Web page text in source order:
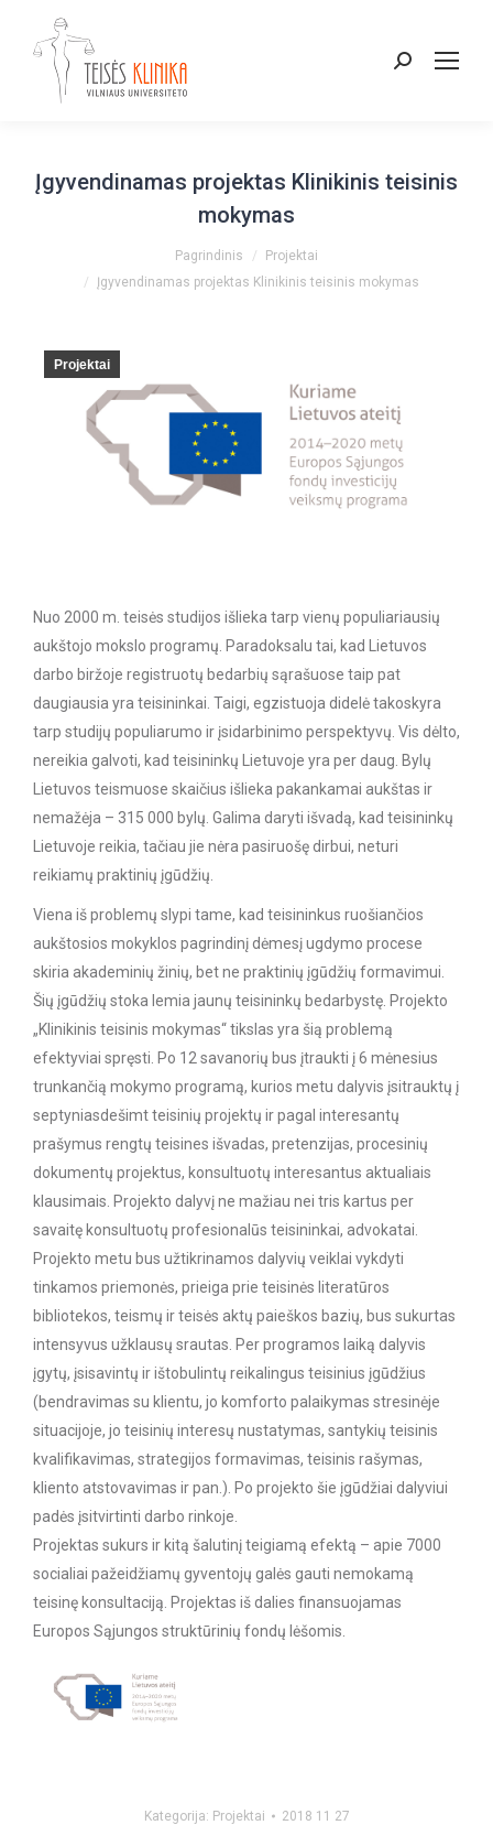
Paieška:
Įgyvendinamas projektas Klinikinis teisinis
mokymas
Pagrindinis
Projektai
Įgyvendinamas projektas Klinikinis teisinis mokymas
Projektai
Nuo 2000 m. teisės studijos išlieka tarp vienų populiariausių
aukštojo mokslo programų. Paradoksalu tai, kad Lietuvos
darbo biržoje registruotų bedarbių sąrašuose taip pat
daugiausia yra teisininkai. Taigi, egzistuoja didelė takoskyra
tarp studijų populiarumo ir įsidarbinimo perspektyvų. Vis dėlto,
nereikia galvoti, kad teisininkų Lietuvoje yra per daug. Bylų
Lietuvos teismuose skaičius išlieka pakankamai aukštas ir
nemažėja – 315 000 bylų. Galima daryti išvadą, kad teisininkų
Lietuvoje reikia, tačiau jie nėra pasiruošę dirbui, neturi
reikiamų praktinių įgūdžių.
Viena iš problemų slypi tame, kad teisininkus ruošiančios
aukštosios mokyklos pagrindinį dėmesį ugdymo procese
skiria akademinių žinių, bet ne praktinių įgūdžių formavimui.
Šių įgūdžių stoka lemia jaunų teisininkų bedarbystę. Projekto
„Klinikinis teisinis mokymas“ tikslas yra šią problemą
efektyviai spręsti. Po 12 savanorių bus įtraukti į 6 mėnesius
trunkančią mokymo programą, kurios metu dalyvis įsitrauktų į
septyniasdešimt teisinių projektų ir pagal interesantų
prašymus rengtų teisines išvadas, pretenzijas, procesinių
dokumentų projektus, konsultuotų interesantus aktualiais
klausimais. Projekto dalyvį ne mažiau nei tris kartus per
savaitę konsultuotų profesionalūs teisininkai, advokatai.
Projekto metu bus užtikrinamos dalyvių veiklai vykdyti
tinkamos priemonės, prieiga prie teisinės literatūros
bibliotekos, teismų ir teisės aktų paieškos bazių, bus sukurtas
intensyvus užklausų srautas. Per programos laiką dalyvis
įgytų, įsisavintų ir ištobulintų reikalingus teisinius įgūdžius
(bendravimas su klientu, jo komforto palaikymas stresinėje
situacijoje, jo teisinių interesų nustatymas, santykių teisinis
kvalifikavimas, strategijos formavimas, teisinis rašymas,
kliento atstovavimas ir pan.). Po projekto šie įgūdžiai dalyviui
padės įsitvirtinti darbo rinkoje.
Projektas sukurs ir kitą šalutinį teigiamą efektą – apie 7000
socialiai pažeidžiamų gyventojų galės gauti nemokamą
teisinę konsultaciją. Projektas iš dalies finansuojamas
Europos Sąjungos struktūrinių fondų lėšomis.
Kategorija: Projektai 2018 11 27